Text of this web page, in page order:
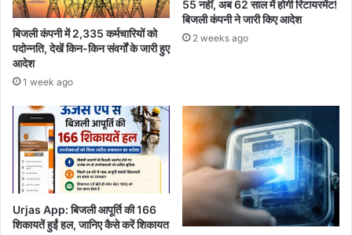
बिजली कंपनी में 2,335 कर्मचारियों को
पदोन्नति, देखें किन-किन संवर्गों के जारी हुए
आदेश
1 week ago
55 नहीं, अब 62 साल में होगी रिटायरमेंट!
बिजली कंपनी ने जारी किए आदेश
2 weeks ago
Urjas App: बिजली आपूर्ति की 166
शिकायतें हुईं हल, जानिए कैसे करें शिकायत